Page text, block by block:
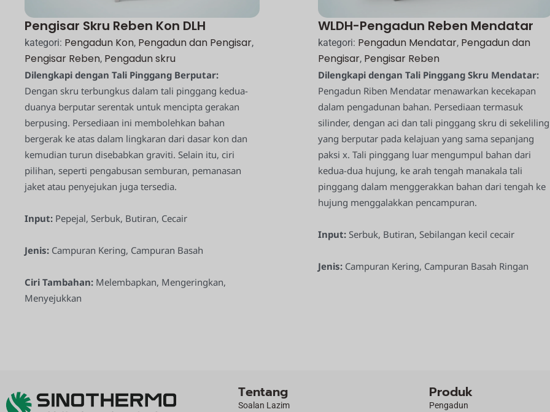
Pengisar Skru Reben Kon DLH
kategori: Pengadun Kon, Pengadun dan Pengisar,
Pengisar Reben, Pengadun skru
Dilengkapi dengan Tali Pinggang Berputar:
Dengan skru terbungkus dalam tali pinggang kedua-
duanya berputar serentak untuk mencipta gerakan
berpusing. Persediaan ini membolehkan bahan
bergerak ke atas dalam lingkaran dari dasar kon dan
kemudian turun disebabkan graviti. Selain itu, ciri
pilihan, seperti pengabusan semburan, pemanasan
jaket atau penyejukan juga tersedia.
Input: Pepejal, Serbuk, Butiran, Cecair
Jenis: Campuran Kering, Campuran Basah
Ciri Tambahan: Melembapkan, Mengeringkan,
Menyejukkan
WLDH-Pengadun Reben Mendatar
kategori: Pengadun Mendatar, Pengadun dan
Pengisar, Pengisar Reben
Dilengkapi dengan Tali Pinggang Skru Mendatar:
Pengadun Riben Mendatar menawarkan kecekapan
dalam pengadunan bahan. Persediaan termasuk
silinder, dengan aci dan tali pinggang skru di sekeliling
yang berputar pada kelajuan yang sama sepanjang
paksi x. Tali pinggang luar mengumpul bahan dari
kedua-dua hujung, ke arah tengah manakala tali
pinggang dalam menggerakkan bahan dari tengah ke
hujung menggalakkan pencampuran.
Input: Serbuk, Butiran, Sebilangan kecil cecair
Jenis: Campuran Kering, Campuran Basah Ringan
Tentang
Soalan Lazim
Produk
Pengadun